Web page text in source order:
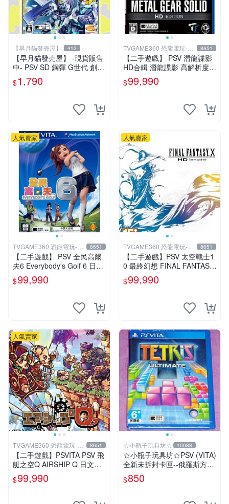
【早月貓發売屋】 413
【早月貓發売屋】 -現貨販售
中- PSV SD 鋼彈 G世代 創世
純日版 日文版
$1,790
TVGAME360 恐龍電玩-台
中店
8651
【二手遊戲】 PSV 潛龍諜影
HD合輯 潛龍諜影 高解析度版
(MGS 2+3 HD) 日文版 【台
中恐龍電玩】
$99,990
人氣賣家
TVGAME360 恐龍電玩-台
中店
8651
【二手遊戲】 PSV 全民高爾
夫6 Everybody's Golf 6 日文
版 【台中恐龍電玩】
$99,990
人氣賣家
TVGAME360 恐龍電玩-台
中店
8651
【二手遊戲】PSV 太空戰士1
0 最終幻想 FINAL FANTASY
10 X FF HD 中文版【台中恐
龍電玩】
$99,990
人氣賣家
TVGAME360 恐龍電玩-台
中店
8651
【二手遊戲】PSVITA PSV 飛
艇之空Q AIRSHIP Q 日文版
裸裝【台中恐龍電玩】
$99,990
☆小瓶子玩具坊☆ 10088
☆小瓶子玩具坊☆PSV (VITA)
全新未拆封卡匣--俄羅斯方塊
終極版
$850